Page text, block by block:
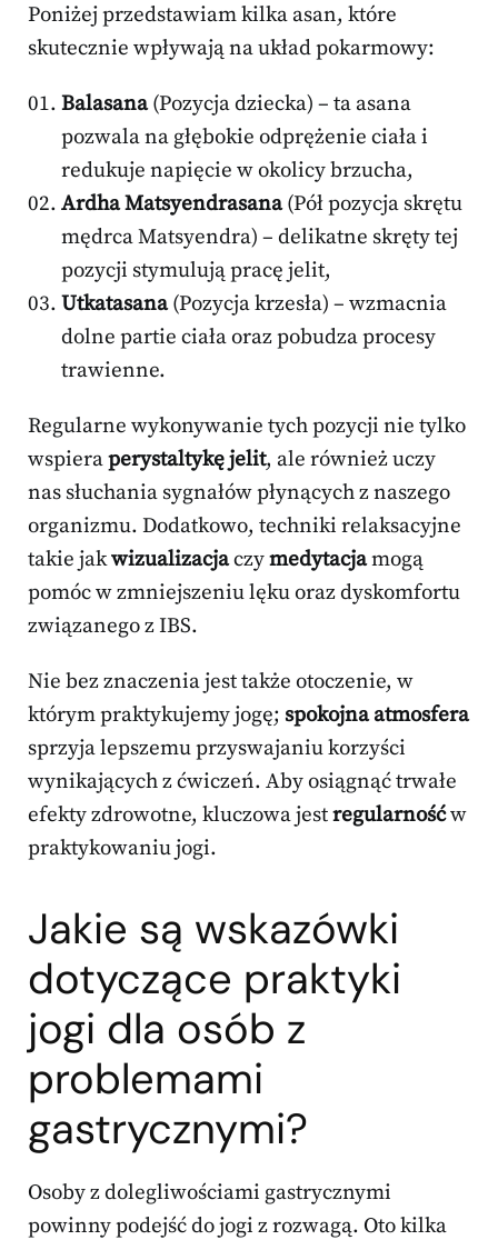
Poniżej przedstawiam kilka asan, które
skutecznie wpływają na układ pokarmowy:
Balasana(Pozycja dziecka) – ta asana
pozwala na głębokie odprężenie ciała i
redukuje napięcie w okolicy brzucha,
Ardha Matsyendrasana(Pół pozycja skrętu
mędrca Matsyendra) – delikatne skręty tej
pozycji stymulują pracę jelit,
Utkatasana(Pozycja krzesła) – wzmacnia
dolne partie ciała oraz pobudza procesy
trawienne.
Regularne wykonywanie tych pozycji nie tylko
wspieraperystaltykę jelit, ale również uczy
nas słuchania sygnałów płynących z naszego
organizmu. Dodatkowo, techniki relaksacyjne
takie jakwizualizacjaczymedytacjamogą
pomóc w zmniejszeniu lęku oraz dyskomfortu
związanego z IBS.
Nie bez znaczenia jest także otoczenie, w
którym praktykujemy jogę; spokojna atmosfera
sprzyja lepszemu przyswajaniu korzyści
wynikających z ćwiczeń. Aby osiągnąć trwałe
efekty zdrowotne, kluczowa jestregularnośćw
praktykowaniu jogi.
Jakie są wskazówki
dotyczące praktyki
jogi dla osób z
problemami
gastrycznymi?
Osoby z dolegliwościami gastrycznymi
powinny podejść do jogi z rozwagą. Oto kilka